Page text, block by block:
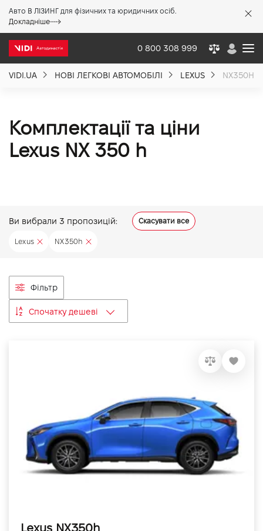
Авто В ЛІЗИНГ для фізичних та юридичних осіб.
Докладніше
0 800 308 999
VIDI.UA НОВІ ЛЕГКОВІ АВТОМОБІЛІ LEXUS NX350H
Комплектації та ціни
Lexus NX 350 h
Ви вибрали 3 пропозицій: Скасувати все
Lexus NX350h
Фільтр
Спочатку дешеві
Lexus NX350h
Акції %
Новини
Вакансії
VIDI Кар'єра
Контакти